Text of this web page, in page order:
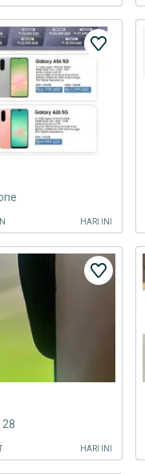
HARI INI
HARI INI